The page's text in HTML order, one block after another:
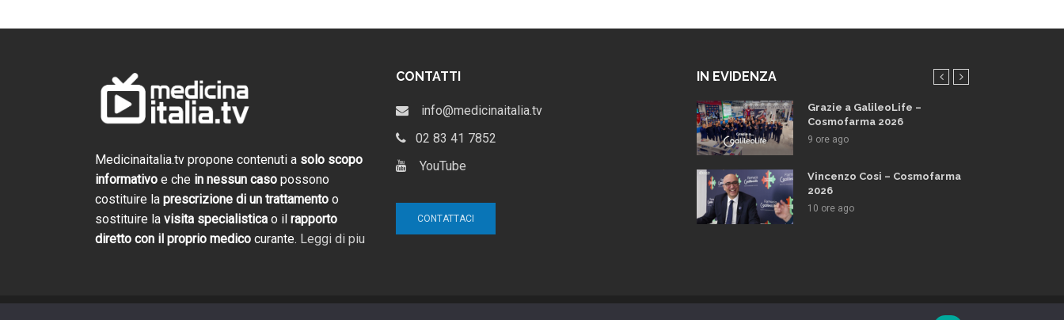
Medicinaitalia.tv propone contenuti a solo scopo
informativo e che in nessun caso possono
costituire la prescrizione di un trattamento o
sostituire la visita specialistica o il rapporto
diretto con il proprio medico curante. Leggi di piu
CONTATTI
info@medicinaitalia.tv
02 83 41 7852
YouTube
CONTATTACI
IN EVIDENZA
Cosmofarma 2026: al via il
2 settimane ago
Cosmofarma 2026: date, tema
e novità. Torna il Salotto TV di
Medicina Italia TV
4 settimane ago
GalileoLife e Farmacia
Grazie a GalileoLife –
Cosmofarma 2026
9 ore ago
Vincenzo Cosi – Cosmofarma
2026
10 ore ago